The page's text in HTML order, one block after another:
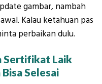
gambar, nambah
Kalau ketahuan pas
perbaikan dulu.
Sertifikat Laik
Selesai